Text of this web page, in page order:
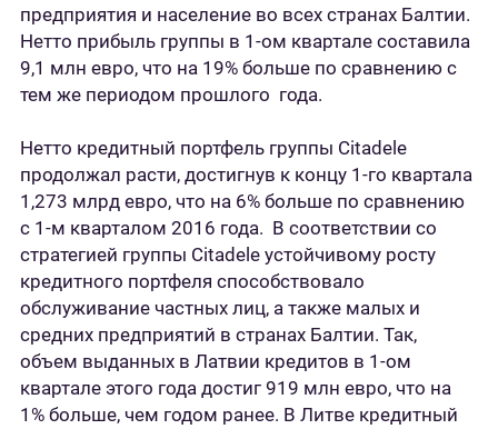
предприятия и население во всех странах Балтии.
Нетто прибыль группы в 1-ом квартале составила
9,1 млн евро, что на 19% больше по сравнению с
тем же периодом прошлого года.
Нетто кредитный портфель группы Citadele
продолжал расти, достигнув к концу 1-го квартала
1,273 млрд евро, что на 6% больше по сравнению
с 1-м кварталом 2016 года. В соответствии со
стратегией группы Citadele устойчивому росту
кредитного портфеля способствовало
обслуживание частных лиц, а также малых и
средних предприятий в странах Балтии. Так,
объем выданных в Латвии кредитов в 1-ом
квартале этого года достиг 919 млн евро, что на
1% больше, чем годом ранее. В Литве кредитный